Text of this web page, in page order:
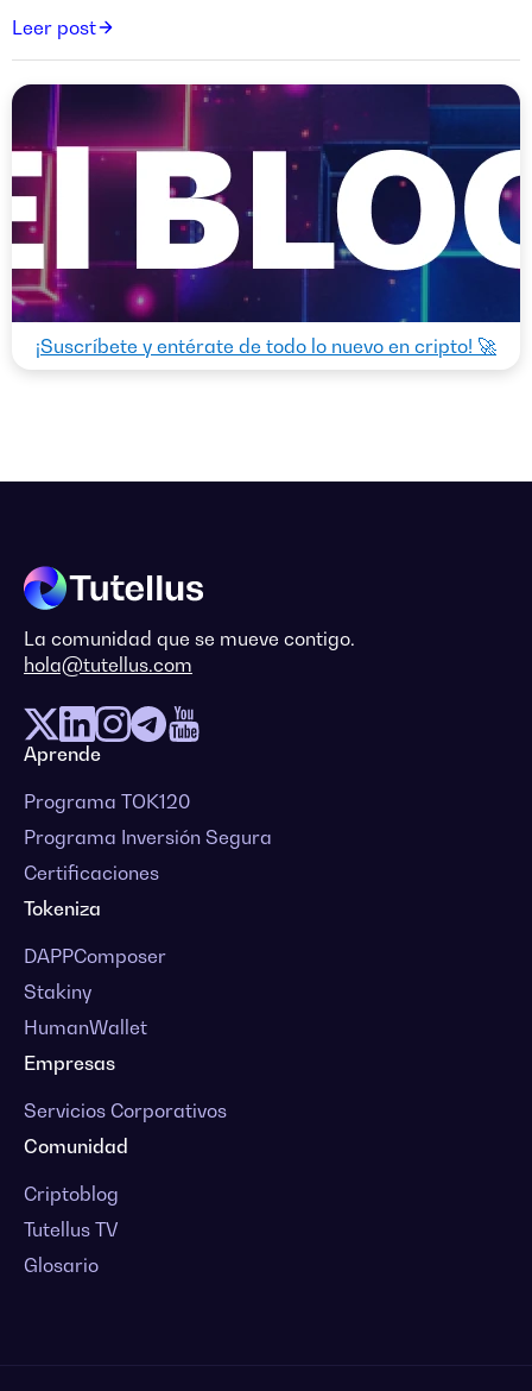
Leer post
¡Suscríbete y entérate de todo lo nuevo en cripto! 🚀
La comunidad que se mueve contigo.
hola@tutellus.com
Aprende
Programa TOK120
Programa Inversión Segura
Certificaciones
Tokeniza
DAPPComposer
Stakiny
HumanWallet
Empresas
Servicios Corporativos
Comunidad
Criptoblog
Tutellus TV
Glosario